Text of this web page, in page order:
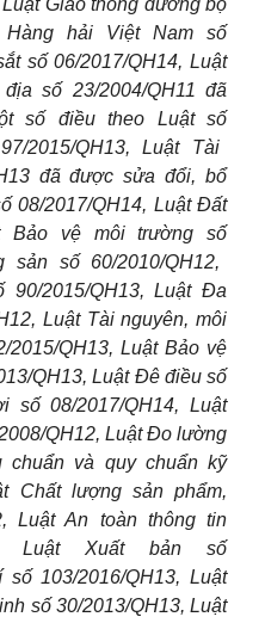
Giao thông đường bộ
Hàng hải Việt Nam số
số06/2017/QH14, Luật
địa số 23/2004/QH11 đã
số điều theo Luật số
97/2015/QH13, Luật Tài
13 đã được sửa đổi, bổ
ố08/2017/QH14, Luật Đất
Bảo vệ môi trường số
sản số 60/2010/QH12,
2015/QH13, Luật Đa
Luật Tài nguyên, môi
2015/QH13, Luật Bảo vệ
QH13, Luật Đê điều số
số 08/2017/QH14, Luật
QH12, Luật Đo lường
chuẩn và quy chuẩn kỹ
Chất lượng sản phẩm,
Luật An toàn thông tin
Luật Xuất bản số
í số 103/2016/QH13, Luật
số 30/2013/QH13, Luật